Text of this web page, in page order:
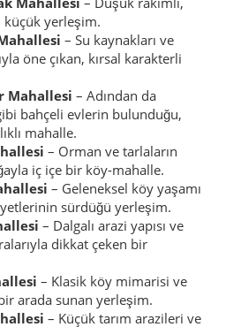
küçük yerleşim.
– Su kaynakları ve
öne çıkan, kırsal karakterli
Mahallesi – Adından da
bahçeli evlerin bulunduğu,
mahalle.
– Orman ve tarlaların
iç içe bir köy-mahalle.
– Geleneksel köy yaşamı
sürdüğü yerleşim.
– Dalgalı arazi yapısı ve
dikkat çeken bir
– Klasik köy mimarisi ve
arada sunan yerleşim.
– Küçük tarım arazileri ve